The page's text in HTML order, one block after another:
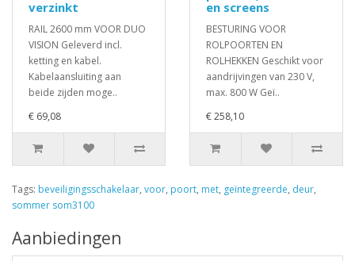
verzinkt
RAIL 2600 mm VOOR DUO
VISION Geleverd incl.
ketting en kabel.
Kabelaansluiting aan
beide zijden moge..
€ 69,08
en screens
BESTURING VOOR
ROLPOORTEN EN
ROLHEKKEN Geschikt voor
aandrijvingen van 230 V,
max. 800 W Geï..
€ 258,10
Tags: beveiligingsschakelaar, voor, poort, met, geïntegreerde, deur,
sommer som3100
Aanbiedingen